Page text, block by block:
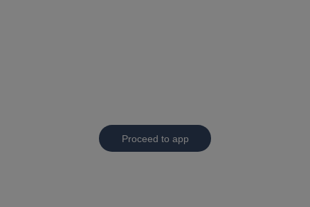
Proceed to app